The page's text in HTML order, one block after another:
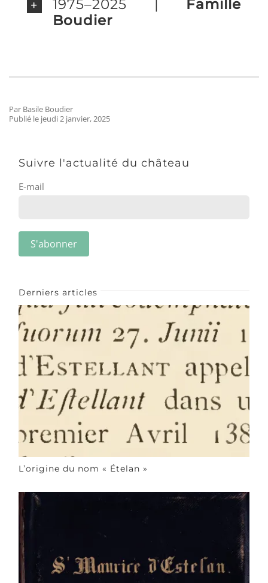
1975–2025 |
Famille
Boudier
Par Basile Boudier
Publié le jeudi 2 janvier, 2025
Suivre l'actualité du château
E-mail
Derniers articles
L’origine du nom « Ételan »